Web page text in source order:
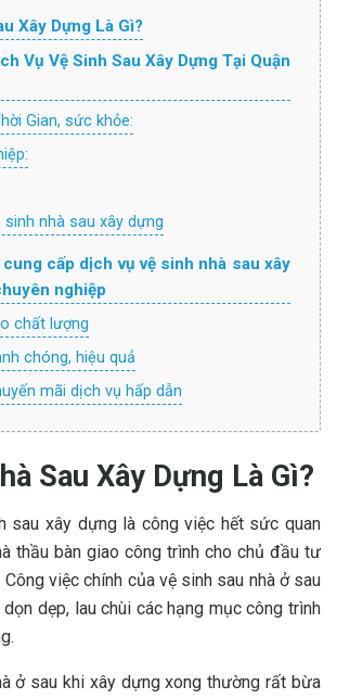
Xây Dựng Là Gì?
Vụ Vệ Sinh Sau Xây Dựng Tại Quận
Gian, sức khỏe:
sinh nhà sau xây dựng
cung cấp dịch vụ vệ sinh nhà sau xây
nghiệp
chất lượng
chóng, hiệu quả
mãi dịch vụ hấp dẫn
Sau Xây Dựng Là Gì?
sau xây dựng là công việc hết sức quan
thầu bàn giao công trình cho chủ đầu tư
việc chính của vệ sinh sau nhà ở sau
dẹp, lau chùi các hạng mục công trình
ở sau khi xây dựng xong thường rất bừa